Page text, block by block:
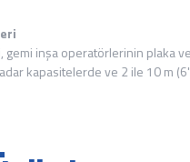
gemi inşa operatörlerinin plaka
kapasitelerde ve 2 ile 10 m